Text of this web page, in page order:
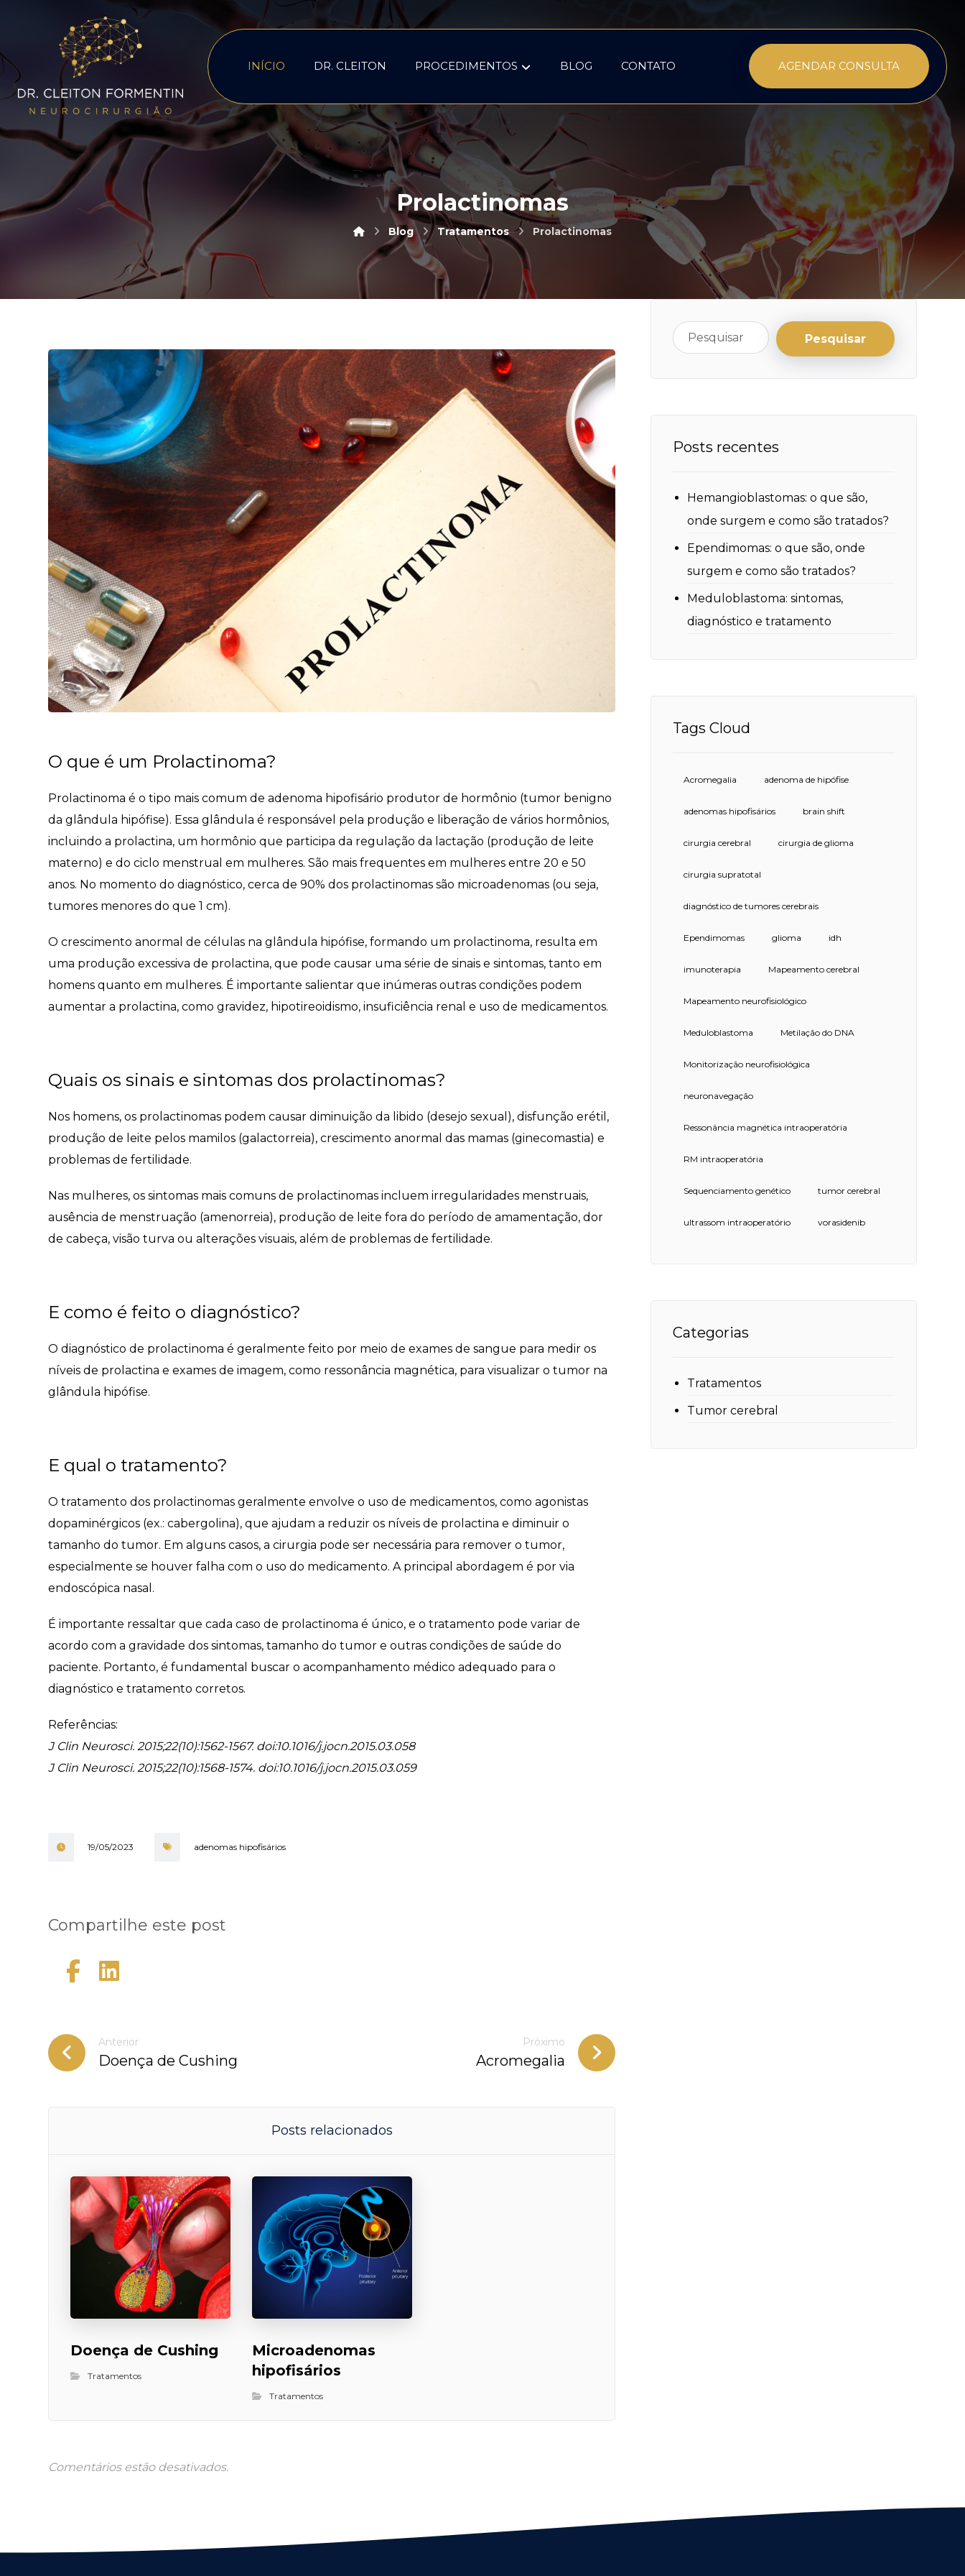
INÍCIO DR. CLEITON PROCEDIMENTOS BLOG CONTATO AGENDAR CONSULTA
Prolactinomas
Blog Tratamentos Prolactinomas
O que é um Prolactinoma?
Prolactinoma é o tipo mais comum de adenoma hipofisário produtor de hormônio (tumor benigno
da glândula hipófise). Essa glândula é responsável pela produção e liberação de vários hormônios,
incluindo a prolactina, um hormônio que participa da regulação da lactação (produção de leite
materno) e do ciclo menstrual em mulheres. São mais frequentes em mulheres entre 20 e 50
anos. No momento do diagnóstico, cerca de 90% dos prolactinomas são microadenomas (ou seja,
tumores menores do que 1 cm).
O crescimento anormal de células na glândula hipófise, formando um prolactinoma, resulta em
uma produção excessiva de prolactina, que pode causar uma série de sinais e sintomas, tanto em
homens quanto em mulheres. É importante salientar que inúmeras outras condições podem
aumentar a prolactina, como gravidez, hipotireoidismo, insuficiência renal e uso de medicamentos.
Quais os sinais e sintomas dos prolactinomas?
Nos homens, os prolactinomas podem causar diminuição da libido (desejo sexual), disfunção erétil,
produção de leite pelos mamilos (galactorreia), crescimento anormal das mamas (ginecomastia) e
problemas de fertilidade.
Nas mulheres, os sintomas mais comuns de prolactinomas incluem irregularidades menstruais,
ausência de menstruação (amenorreia), produção de leite fora do período de amamentação, dor
de cabeça, visão turva ou alterações visuais, além de problemas de fertilidade.
E como é feito o diagnóstico?
O diagnóstico de prolactinoma é geralmente feito por meio de exames de sangue para medir os
níveis de prolactina e exames de imagem, como ressonância magnética, para visualizar o tumor na
glândula hipófise.
E qual o tratamento?
O tratamento dos prolactinomas geralmente envolve o uso de medicamentos, como agonistas
dopaminérgicos (ex.: cabergolina), que ajudam a reduzir os níveis de prolactina e diminuir o
tamanho do tumor. Em alguns casos, a cirurgia pode ser necessária para remover o tumor,
especialmente se houver falha com o uso do medicamento. A principal abordagem é por via
endoscópica nasal.
É importante ressaltar que cada caso de prolactinoma é único, e o tratamento pode variar de
acordo com a gravidade dos sintomas, tamanho do tumor e outras condições de saúde do
paciente. Portanto, é fundamental buscar o acompanhamento médico adequado para o
diagnóstico e tratamento corretos.
Referências:
J Clin Neurosci. 2015;22(10):1562-1567. doi:10.1016/j.jocn.2015.03.058
J Clin Neurosci. 2015;22(10):1568-1574. doi:10.1016/j.jocn.2015.03.059
19/05/2023 adenomas hipofisários
Anterior
Doença de Cushing
Próximo
Acromegalia
Posts relacionados
Doença de Cushing
Tratamentos
Microadenomas
hipofisários
Tratamentos
Comentários estão desativados.
Posts recentes
Hemangioblastomas: o que são,
onde surgem e como são tratados?
Ependimomas: o que são, onde
surgem e como são tratados?
Meduloblastoma: sintomas,
diagnóstico e tratamento
Tags Cloud
Acromegalia adenoma de hipófise
adenomas hipofisários brain shift
cirurgia cerebral cirurgia de glioma
cirurgia supratotal
diagnóstico de tumores cerebrais
Ependimomas glioma idh
imunoterapia Mapeamento cerebral
Mapeamento neurofisiológico
Meduloblastoma Metilação do DNA
Monitorização neurofisiológica
neuronavegação
Ressonância magnética intraoperatória
RM intraoperatória
Sequenciamento genético tumor cerebral
ultrassom intraoperatório vorasidenib
Categorias
Tratamentos
Tumor cerebral